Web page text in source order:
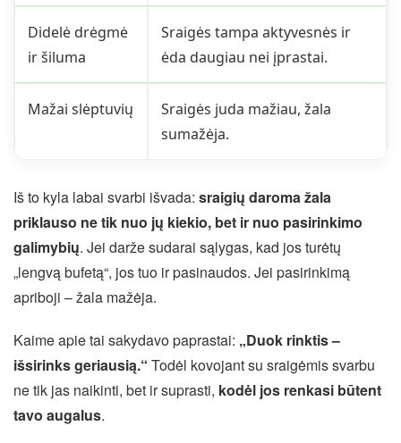
Didelė drėgmė
ir šiluma
Sraigės tampa aktyvesnės ir
ėda daugiau nei įprastai.
Mažai slėptuvių
Sraigės juda mažiau, žala
sumažėja.
Iš to kyla labai svarbi išvada: sraigių daroma žala
priklauso ne tik nuo jų kiekio, bet ir nuo pasirinkimo
galimybių. Jei darže sudarai sąlygas, kad jos turėtų
„lengvą bufetą“, jos tuo ir pasinaudos. Jei pasirinkimą
apriboji – žala mažėja.
Kaime apie tai sakydavo paprastai: „Duok rinktis –
išsirinks geriausią.“ Todėl kovojant su sraigėmis svarbu
ne tik jas naikinti, bet ir suprasti, kodėl jos renkasi būtent
tavo augalus.